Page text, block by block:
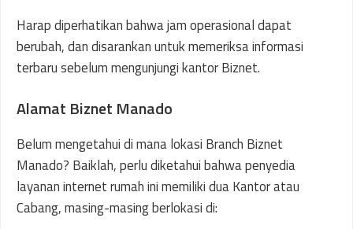
Harap diperhatikan bahwa jam operasional dapat
berubah, dan disarankan untuk memeriksa informasi
terbaru sebelum mengunjungi kantor Biznet.
Alamat Biznet Manado
Belum mengetahui di mana lokasi Branch Biznet
Manado? Baiklah, perlu diketahui bahwa penyedia
layanan internet rumah ini memiliki dua Kantor atau
Cabang, masing-masing berlokasi di: